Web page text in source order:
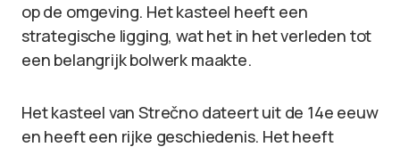
op de omgeving. Het kasteel heeft een
strategische ligging, wat het in het verleden tot
een belangrijk bolwerk maakte.
Het kasteel van Strečno dateert uit de 14e eeuw
en heeft een rijke geschiedenis. Het heeft